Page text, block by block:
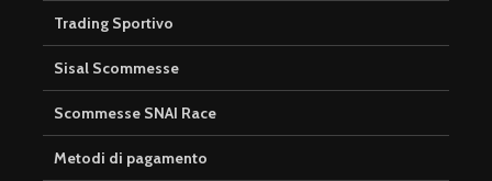
Trading Sportivo
Sisal Scommesse
Scommesse SNAI Race
Metodi di pagamento